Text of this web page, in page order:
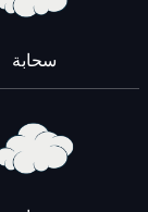
سحابة